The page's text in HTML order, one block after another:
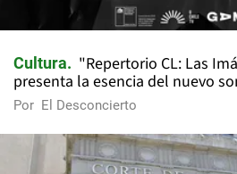
Cultura
"Repertorio CL: Las
presenta la esencia del nuevo
Por El Desconcierto